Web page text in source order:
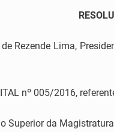
Rezende Lima,
nº 005/2016,
Superior da